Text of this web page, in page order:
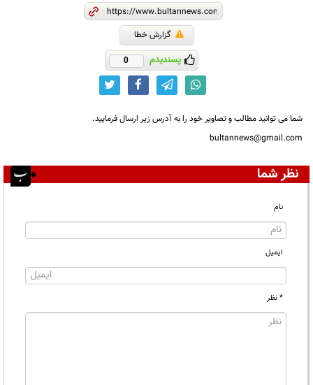
گزارش خطا
پسندیدم 0
شما می توانید مطالب و تصاویر خود را به آدرس زیر ارسال فرمایید.
bultannews@gmail.com
نظر شما
نام
ایمیل
* نظر